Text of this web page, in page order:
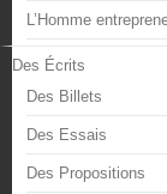
L’Homme
Des Écrits
Des Billets
Des Essais
Des Propositions